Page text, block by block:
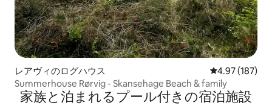
レアヴィのログハウス レビュー187
4.97 (187)
Summerhouse Rørvig - Skansehage Beach & family
家族と泊まれるプール付きの宿泊施設